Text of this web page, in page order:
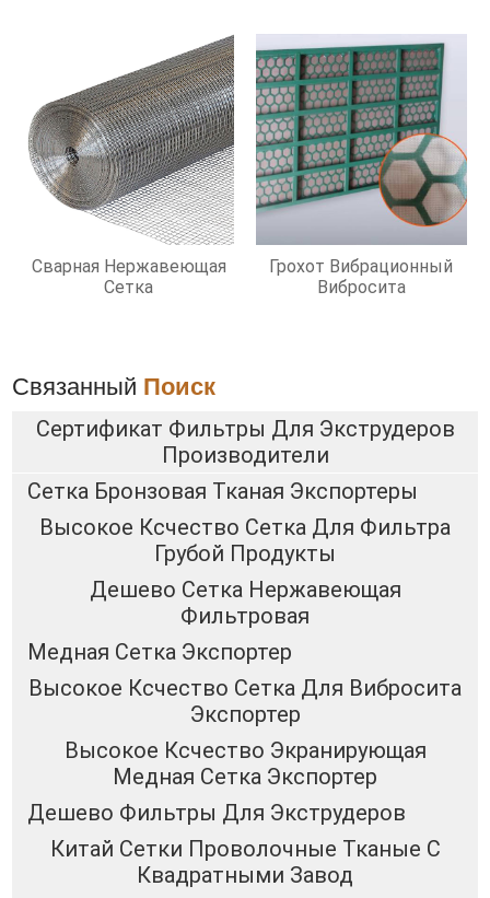
Сварная Нержавеющая
Сетка
Грохот Вибрационный
Вибросита
Связанный Поиск
Сертификат Фильтры Для Экструдеров
Производители
Сетка Бронзовая Тканая Экспортеры
Высокое Ксчество Сетка Для Фильтра
Грубой Продукты
Дешево Сетка Нержавеющая
Фильтровая
Медная Сетка Экспортер
Высокое Ксчество Сетка Для Вибросита
Экспортер
Высокое Ксчество Экранирующая
Медная Сетка Экспортер
Дешево Фильтры Для Экструдеров
Китай Сетки Проволочные Тканые С
Квадратными Завод